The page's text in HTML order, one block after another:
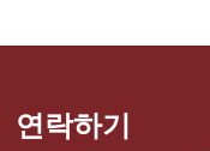
연락하기